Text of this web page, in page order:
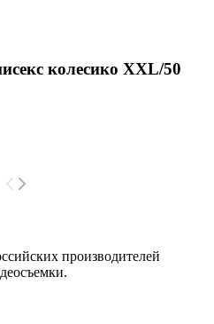
колесико XXL/50
производителей